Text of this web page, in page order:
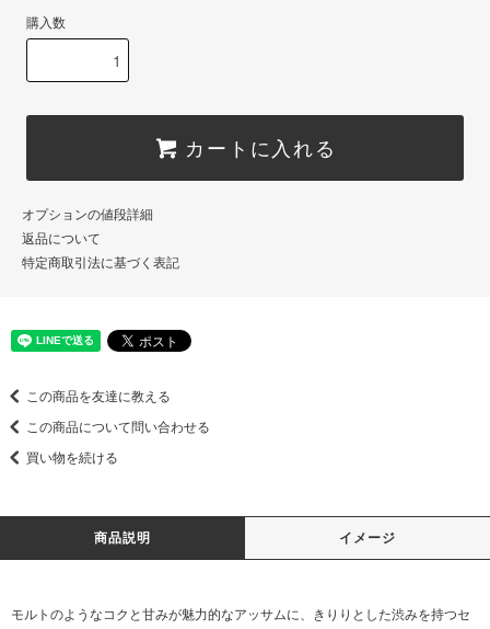
購入数
カートに入れる
オプションの値段詳細
返品について
特定商取引法に基づく表記
この商品を友達に教える
この商品について問い合わせる
買い物を続ける
商品説明 イメージ
モルトのようなコクと甘みが魅力的なアッサムに、きりりとした渋みを持つセ